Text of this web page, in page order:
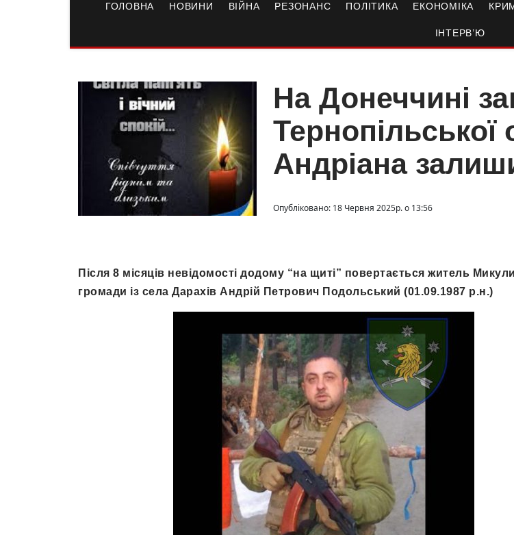
ГОЛОВНА НОВИНИ ВІЙНА РЕЗОНАНС ПОЛІТИКА ЕКОНОМІКА
ІНТЕРВ’Ю
На Донеччині
Тернопільської
Андріана
Опубліковано: 18 Червня 2025р. о 13:56
Після 8 місяців невідомості додому “на щиті” повертається житель
громади із села Дарахів Андрій Петрович Подольський (01.09.1987 р.н.)